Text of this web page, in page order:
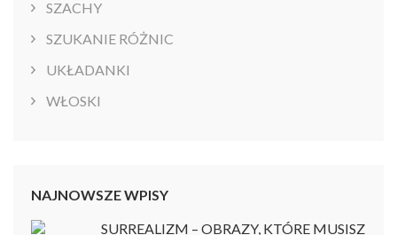
SZACHY
SZUKANIE RÓŻNIC
UKŁADANKI
WŁOSKI
NAJNOWSZE WPISY
SURREALIZM – OBRAZY, KTÓRE MUSISZ